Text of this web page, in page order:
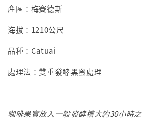
產區：梅賽德斯
海拔：1210公尺
品種：Catuai
處理法：雙重發酵黑蜜處理
咖啡果實放入一般發酵槽大約30小時